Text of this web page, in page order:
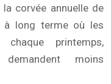
corvée annuelle de
à long terme où les
chaque printemps,
moins